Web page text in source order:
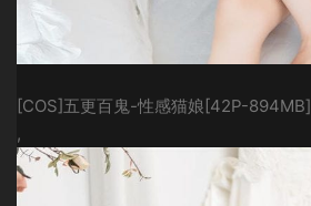
[COS]五更百鬼-性感猫娘[42P-894MB]
,